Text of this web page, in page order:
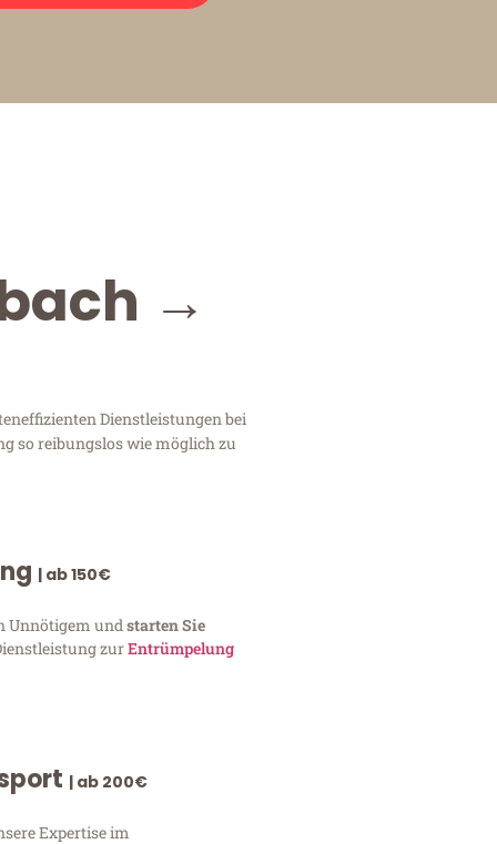
→
Dienstleistungen bei
so reibungslos wie möglich zu
| ab 150€
Unnötigem und starten Sie
zurEntrümpelung
| ab 200€
Expertise im